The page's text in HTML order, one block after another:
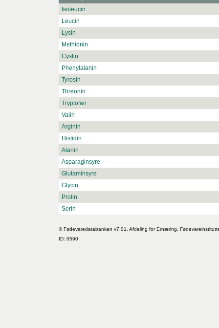
Isoleucin
Leucin
Lysin
Methionin
Cystin
Phenylalanin
Tyrosin
Threonin
Tryptofan
Valin
Arginin
Histidin
Alanin
Asparaginsyre
Glutaminsyre
Glycin
Prolin
Serin
© Fødevaredatabanken v7.01. Afdeling for Ernæring,
ID: 0590